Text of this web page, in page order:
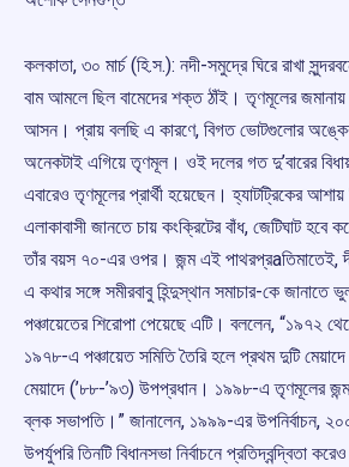
কলকাতা, ৩০ মার্চ (হি.স.): নদী-সমুদ্রে ঘিরে রাখা
বাম আমলে ছিল বামেদের শক্ত ঠাঁই। তৃণমূলের জমানায়
আসন। প্রায় বলছি এ কারণে, বিগত ভোটগুলোর অঙ্কের
অনেকটাই এগিয়ে তৃণমূল। ওই দলের গত দু’বারের
এবারেও তৃণমূলের প্রার্থী হয়েছেন। হ্যাটট্রিকের
এলাকাবাসী জানতে চায় কংক্রিটের বাঁধ, জেটিঘাট হবে
তাঁর বয়স ৭০-এর ওপর। জন্ম এই পাথরপ্রaতিমাতেই,
এ কথার সঙ্গে সমীরবাবু হিন্দুস্থান সমাচার-কে জানাতে
পঞ্চায়েতের শিরোপা পেয়েছে এটি। বললেন, “১৯৭২
১৯৭৮-এ পঞ্চায়েত সমিতি তৈরি হলে প্রথম দুটি
মেয়াদে (’৮৮-’৯৩) উপপ্রধান। ১৯৯৮-এ তৃণমূলের
ব্লক সভাপতি।” জানালেন, ১৯৯৯-এর উপনির্বাচন,
উপর্যুপরি তিনটি বিধানসভা নির্বাচনে প্রতিদ্বন্দ্বিতা